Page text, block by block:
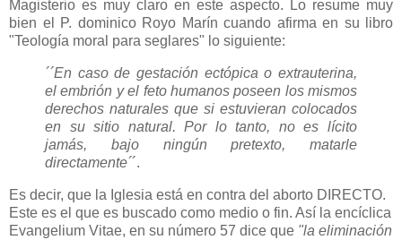
Magisterio es muy claro en este aspecto. Lo resume muy
bien el P. dominico Royo Marín cuando afirma en su libro
"Teología moral para seglares" lo siguiente:
´´En caso de gestación ectópica o extrauterina,
el embrión y el feto humanos poseen los mismos
derechos naturales que si estuvieran colocados
en su sitio natural. Por lo tanto, no es lícito
jamás, bajo ningún pretexto, matarle
directamente´´.
Es decir, que la Iglesia está en contra del aborto DIRECTO.
Este es el que es buscado como medio o fin. Así la encíclica
Evangelium Vitae, en su número 57 dice que "la eliminación